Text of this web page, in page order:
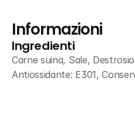
Informazioni
Ingredienti
Carne suina, Sale,
Antiossidante: E301,